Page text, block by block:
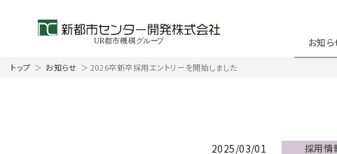
お知ら
トップ ＞ お知らせ ＞ 2026卒新卒採用エントリーを開始しました
2025/03/01 採用情